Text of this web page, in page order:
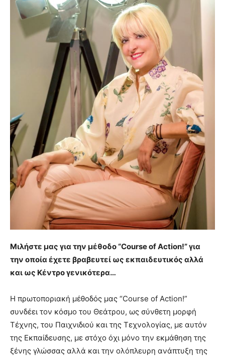
Μιλήστε μας για την μέθοδο “Course of Action!” για
την οποία έχετε βραβευτεί ως εκπαιδευτικός αλλά
και ως Κέντρο γενικότερα…
Η πρωτοποριακή μέθοδός μας “Course of Action!”
συνδέει τον κόσμο του Θεάτρου, ως σύνθετη μορφή
Τέχνης, του Παιχνιδιού και της Τεχνολογίας, με αυτόν
της Εκπαίδευσης, με στόχο όχι μόνο την εκμάθηση της
ξένης γλώσσας αλλά και την ολόπλευρη ανάπτυξη της